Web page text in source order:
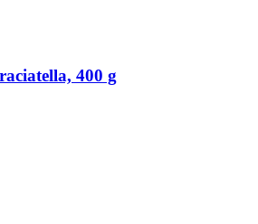
400 g